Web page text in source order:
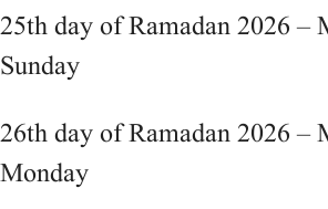
25th day of Ramadan 2026 –
Sunday
26th day of Ramadan 2026 –
Monday